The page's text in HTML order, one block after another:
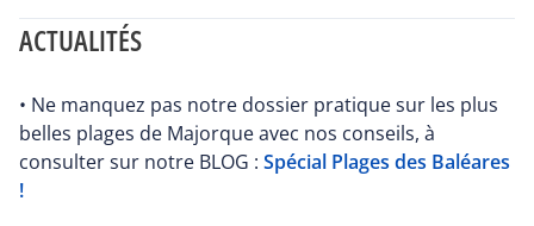
ACTUALITÉS
• Ne manquez pas notre dossier pratique sur les plus
belles plages de Majorque avec nos conseils, à
consulter sur notre BLOG : Spécial Plages des Baléares
!